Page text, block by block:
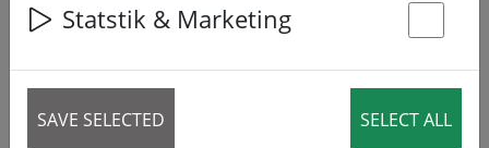
Statstik & Marketing
SAVE SELECTED SELECT ALL